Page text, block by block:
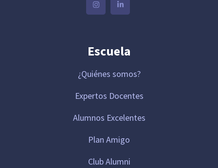
Escuela
¿Quiénes somos?
Expertos Docentes
Alumnos Excelentes
Plan Amigo
Club Alumni